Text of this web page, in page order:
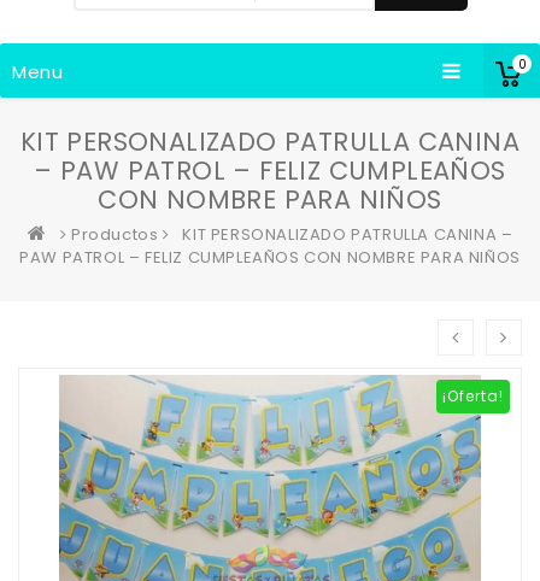
0
Menu
KIT PERSONALIZADO PATRULLA CANINA
– PAW PATROL – FELIZ CUMPLEAÑOS
CON NOMBRE PARA NIÑOS
Productos
KIT PERSONALIZADO PATRULLA CANINA –
PAW PATROL – FELIZ CUMPLEAÑOS CON NOMBRE PARA NIÑOS
¡Oferta!